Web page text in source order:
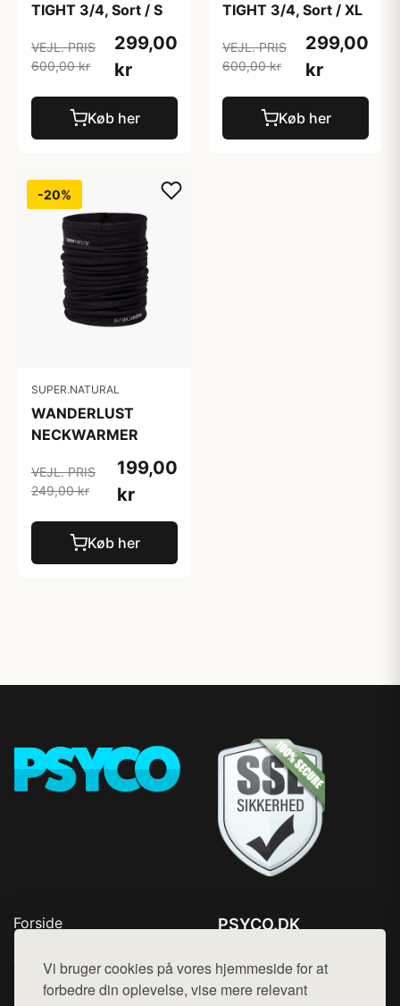
Vi bruger cookies på vores hjemmeside for at
forbedre din oplevelse, vise mere relevant
TIGHT 3/4, Sort / S
VEJL. PRIS
600,00 kr
299,00
kr
Køb her
TIGHT 3/4, Sort / XL
VEJL. PRIS
600,00 kr
299,00
kr
Køb her
-20%
SUPER.NATURAL
WANDERLUST
NECKWARMER
VEJL. PRIS
249,00 kr
199,00
kr
Køb her
Forside
Top Rabatter
Kontakt
PSYCO.DK
Mail: hej@want.dk